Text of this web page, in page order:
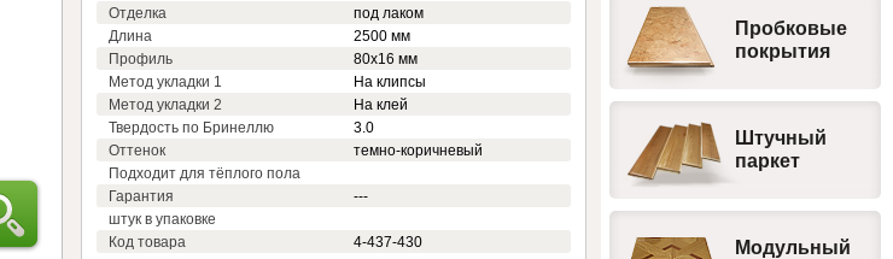
Отделка
под лаком
Длина
2500 мм
Профиль
80x16 мм
Метод укладки 1
На клипсы
Метод укладки 2
На клей
Твердость по Бринеллю
3.0
Оттенок
темно-коричневый
Подходит для тёплого пола
Гарантия
---
штук в упаковке
Код товара
4-437-430
Пробковые
покрытия
Штучный
паркет
Модульный